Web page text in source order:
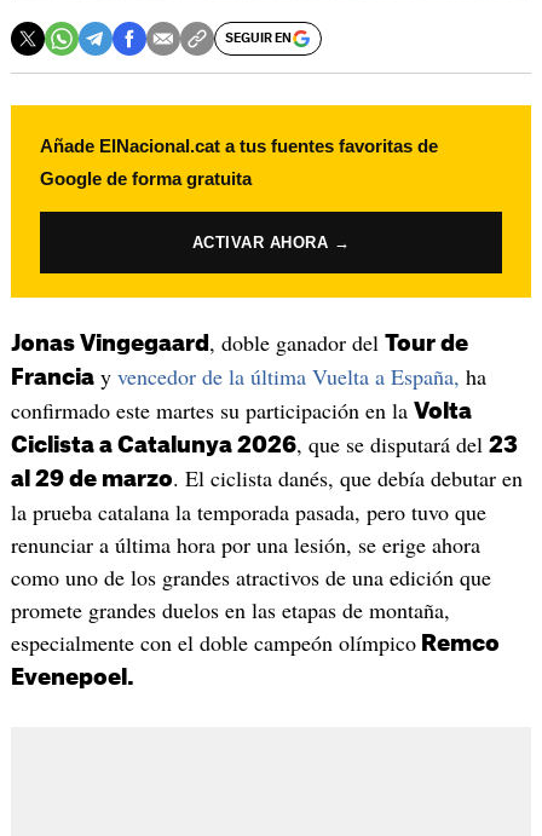
SEGUIR EN
Añade ElNacional.cat a tus fuentes favoritas de
Google de forma gratuita
ACTIVAR AHORA →
Jonas Vingegaard , doble ganador del Tour de
Franciay vencedor de la última Vuelta a España, ha
confirmado este martes su participación en la Volta
Ciclista a Catalunya 2026, que se disputará del 23
al 29 de marzo. El ciclista danés, que debía debutar en
la prueba catalana la temporada pasada, pero tuvo que
renunciar a última hora por una lesión, se erige ahora
como uno de los grandes atractivos de una edición que
promete grandes duelos en las etapas de montaña,
especialmente con el doble campeón olímpicoRemco
Evenepoel.